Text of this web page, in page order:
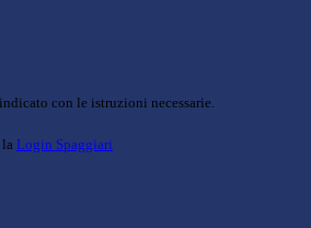
con le istruzioni necessarie.
la Login Spaggiari